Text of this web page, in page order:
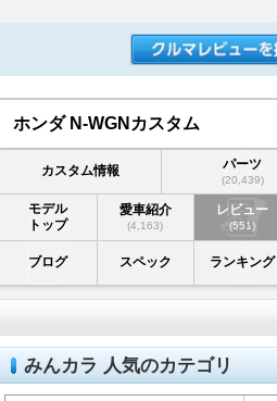
ホンダ N-WGNカスタム
カスタム情報 パーツ
(20,439)
モデル
トップ
愛車紹介
(4,163)
レビュー
(551)
ブログ スペック ランキング
みんカラ 人気のカテゴリ